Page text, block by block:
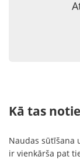
Kā tas
Naudas sūtīšana
ir vienkārša pat